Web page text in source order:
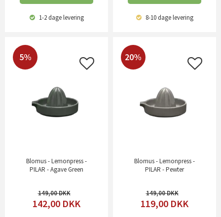
1-2 dagelevering 8-10 dagelevering
5%
Blomus - Lemonpress -
PILAR - Agave Green
149,00
142,00 DKK
20%
Blomus - Lemonpress -
PILAR - Pewter
149,00
119,00 DKK